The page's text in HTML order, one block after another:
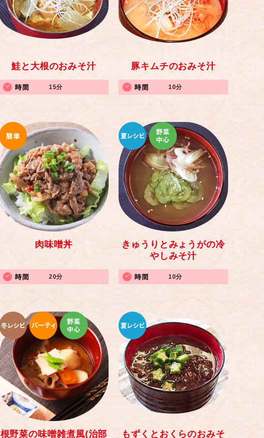
鮭と大根のおみそ汁
15分
豚キムチのおみそ汁
10分
肉味噌丼
20分
きゅうりとみょうがの冷
やしみそ汁
10分
根野菜の味噌雑煮風(治部 もずくとおくらのおみそ